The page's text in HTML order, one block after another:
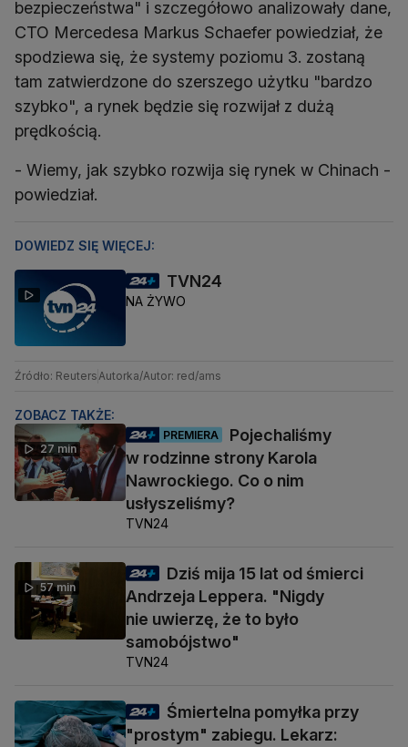
bezpieczeństwa" i szczegółowo analizowały dane,
CTO Mercedesa Markus Schaefer powiedział, że
spodziewa się, że systemy poziomu 3. zostaną
tam zatwierdzone do szerszego użytku "bardzo
szybko", a rynek będzie się rozwijał z dużą
prędkością.
- Wiemy, jak szybko rozwija się rynek w Chinach -
powiedział.
DOWIEDZ SIĘ WIĘCEJ:
TVN24
NA ŻYWO
Źródło: ReutersAutorka/Autor: red/ams
ZOBACZ TAKŻE:
27 min
PREMIERA
Pojechaliśmy
w rodzinne strony Karola
Nawrockiego. Co o nim
usłyszeliśmy?
TVN24
57 min
Dziś mija 15 lat od śmierci
Andrzeja Leppera. "Nigdy
nie uwierzę, że to było
samobójstwo"
TVN24
Śmiertelna pomyłka przy
"prostym" zabiegu. Lekarz: